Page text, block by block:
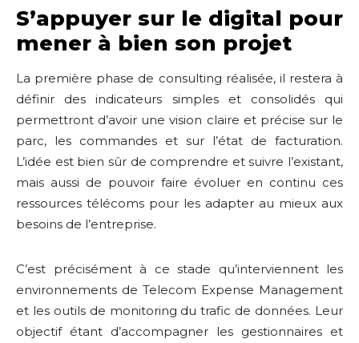
S’appuyer sur le digital pour
mener à bien son projet
La première phase de consulting réalisée, il restera à
définir des indicateurs simples et consolidés qui
permettront d’avoir une vision claire et précise sur le
parc, les commandes et sur l’état de facturation.
L’idée est bien sûr de comprendre et suivre l’existant,
mais aussi de pouvoir faire évoluer en continu ces
ressources télécoms pour les adapter au mieux aux
besoins de l’entreprise.
C’est précisément à ce stade qu’interviennent les
environnements de Telecom Expense Management
et les outils de monitoring du trafic de données. Leur
objectif étant d’accompagner les gestionnaires et